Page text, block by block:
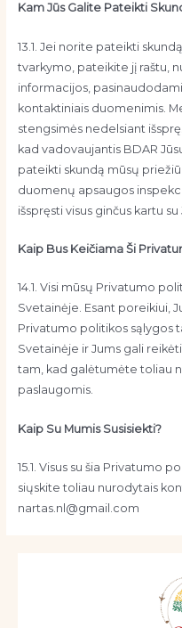
Kam Jūs Galite Pateikti
13.1. Jei norite pateikti
tvarkymo, pateikite jį raštu,
informacijos,
kontaktiniais duomenimis.
stengsimės nedelsiant
kad vadovaujantis BDAR
pateikti skundą mūsų
duomenų apsaugos
išspręsti visus ginčus kartu su
Kaip Bus Keičiama Ši
14.1. Visi mūsų Privatumo
Svetainėje. Esant poreikiui,
Privatumo politikos sąlygos
Svetainėje ir Jums gali
tam, kad galėtumėte toliau
paslaugomis.
Kaip Su Mumis Susisiekti?
15.1. Visus su šia Privatumo
siųskite toliau nurodytais
nartas.nl@gmail.com